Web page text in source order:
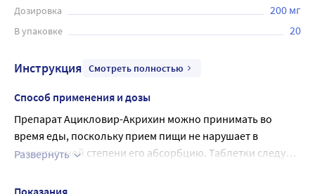
Дозировка 200 мг
В упаковке 20
Инструкция Смотреть полностью
Способ применения и дозы
Препарат Ацикловир-Акрихин можно принимать во
время еды, поскольку прием пищи не нарушает в
значительной степени его абсорбцию. Таблетки следует
инфекций, вызванных вирусом простого герпеса Для
взрослых. • Лечение ветряной оспы
Развернуть
Показания